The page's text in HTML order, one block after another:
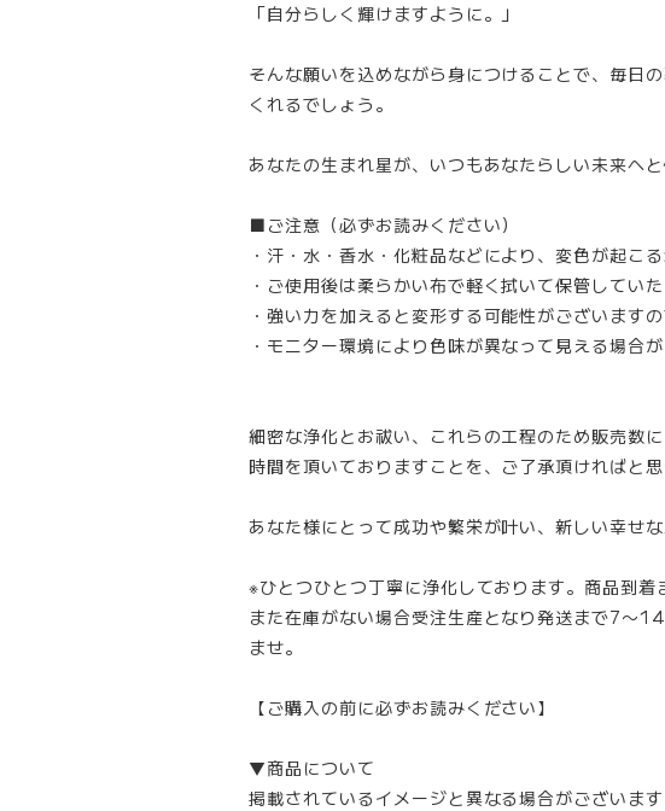
「自分らしく輝けますように。」
そんな願いを込めながら身につけることで、毎日
くれるでしょう。
あなたの生まれ星が、いつもあなたらしい未来へ
■ご注意（必ずお読みください）
・汗・水・香水・化粧品などにより、変色が起こ
・ご使用後は柔らかい布で軽く拭いて保管してい
・強い力を加えると変形する可能性がございます
・モニター環境により色味が異なって見える場合
細密な浄化とお祓い、これらの工程のため販売数
時間を頂いておりますことを、ご了承頂ければと
あなた様にとって成功や繁栄が叶い、新しい幸せ
※ひとつひとつ丁寧に浄化しております。商品到
また在庫がない場合受注生産となり発送まで7〜
ませ。
【ご購入の前に必ずお読みください】
▼商品について
掲載されているイメージと異なる場合がございま